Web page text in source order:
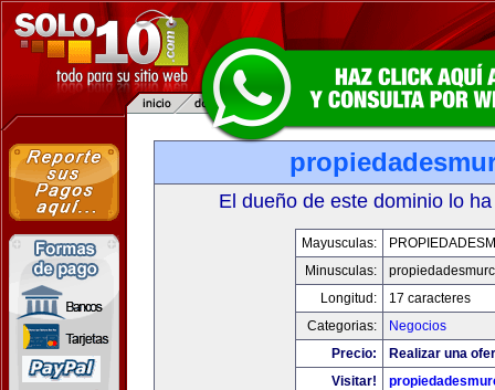
El dueño de este dominio lo
Mayusculas:
Minusculas:
Longitud:
17 caracteres
Categorias:
Negocios
Precio:
Realizar una
Visitar!